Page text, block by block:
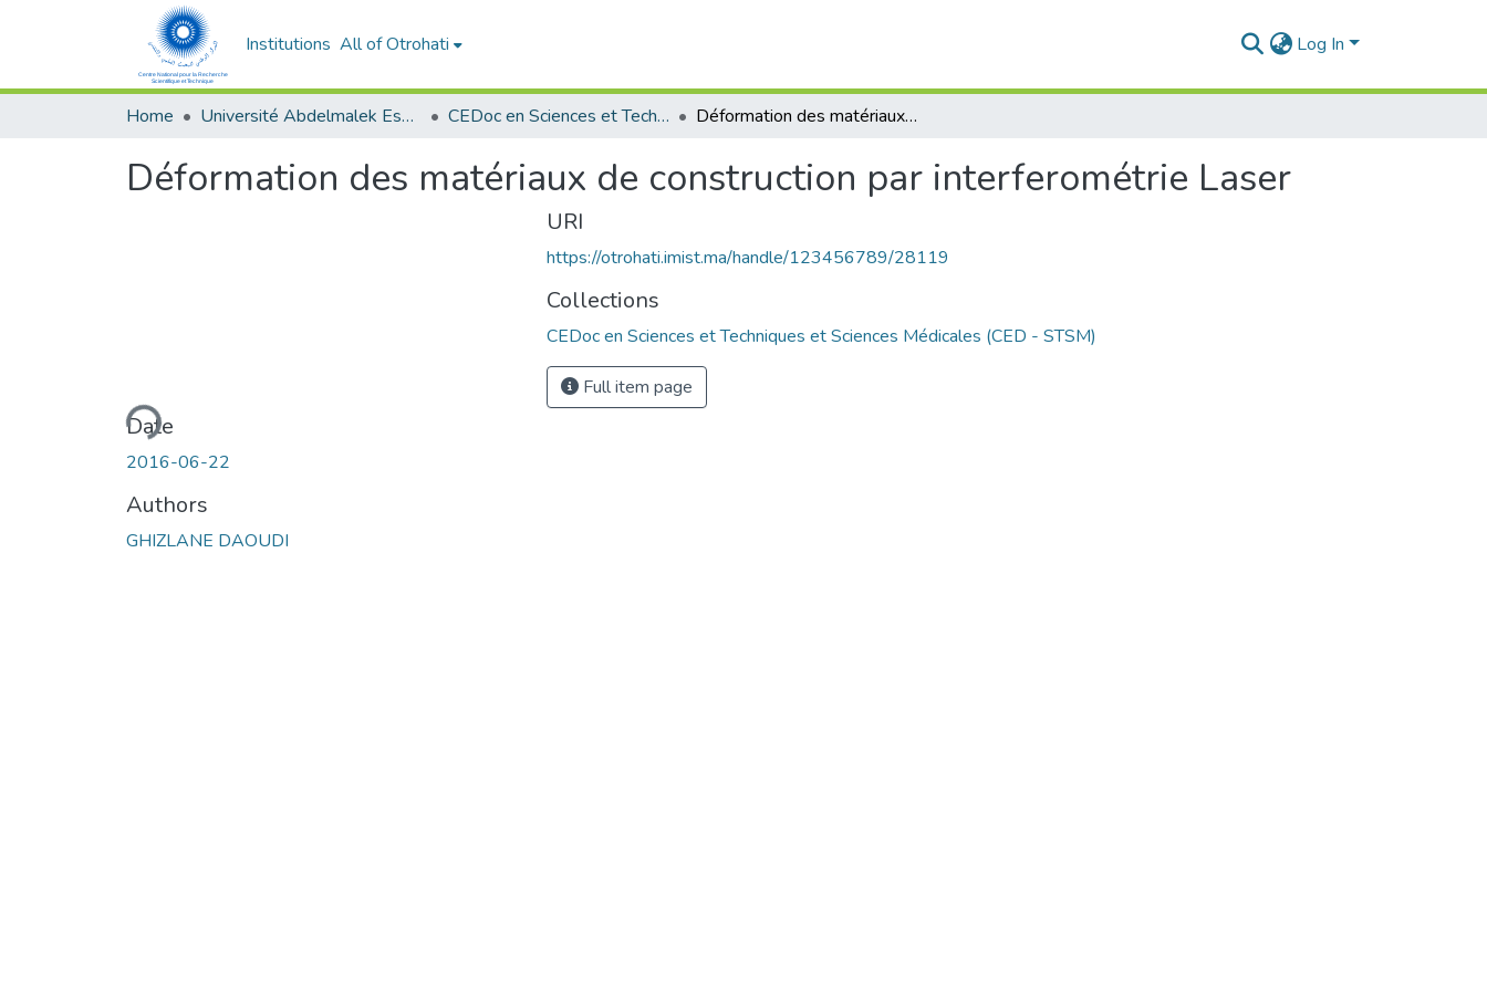
Institutions All of Otrohati Log In
Home Université Abdelmalek Essaâdi - Tétouan CEDoc en Sciences et Techniques et Sciences Médicales (CED - STSM) Déformation des matériaux de construction par interferométrie Laser
Déformation des matériaux de construction par interferométrie Laser
Loading...
Date
2016-06-22
Authors
GHIZLANE DAOUDI
URI
https://otrohati.imist.ma/handle/123456789/28119
Collections
CEDoc en Sciences et Techniques et Sciences Médicales (CED - STSM)
Full item page